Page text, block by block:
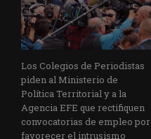
Los Colegios de Periodistas
piden al Ministerio de
Política Territorial y a la
Agencia EFE que rectifiquen
convocatorias de empleo por
favorecer el intrusismo